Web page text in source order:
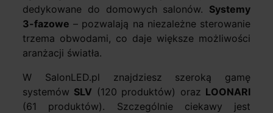
dedykowane do domowych salonów. Systemy
3-fazowe – pozwalają na niezależne sterowanie
trzema obwodami, co daje większe możliwości
aranżacji światła.
W SalonLED.pl znajdziesz szeroką gamę
systemów SLV (120 produktów) oraz LOONARI
(61 produktów). Szczególnie ciekawy jest